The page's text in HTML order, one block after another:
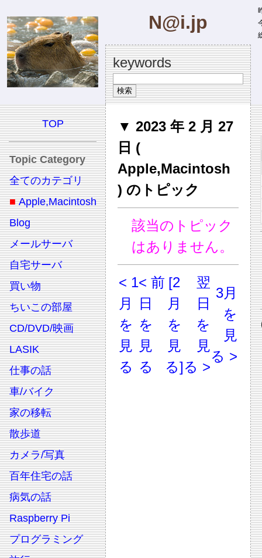
N@i.jp
keywords
TOP
Topic Category
全てのカテゴリ
■ Apple,Macintosh
Blog
メールサーバ
自宅サーバ
買い物
ちいこの部屋
CD/DVD/映画
LASIK
仕事の話
車/バイク
家の移転
散歩道
カメラ/写真
百年住宅の話
病気の話
Raspberry Pi
プログラミング
▼ 2023 年 2 月 27
日 (
Apple,Macintosh
) のトピック
該当のトピック
はありません。
< 1
月
を
見
る
< 前
日
を
見
る
[2
月
を
見
る]
翌
日
を
見
る >
3月
を
見
る >